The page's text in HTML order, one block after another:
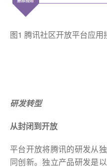
图1 腾讯社区开放平台应用
研发转型
从封闭到开放
平台开放将腾讯的研发从
同创新。独立产品研发是